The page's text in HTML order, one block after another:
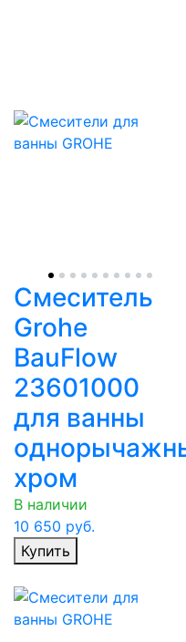
Смеситель
Grohe
BauFlow
23601000
для ванны
хром
В наличии
10 650 руб.
Купить